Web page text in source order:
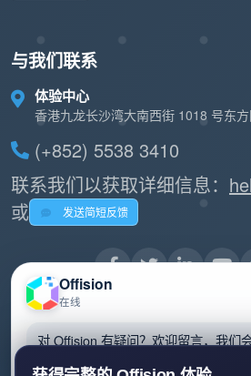
与我们联系
体验中心
香港九龙长沙湾大南西街 1018 号东
(+852) 5538 3410
联系我们以获取详细信息：
或
发送简短反馈
Offision 是创建互联工作空间的领先
标牌、房间预订、访客管理等创新解
Offision
在线
对 Offision 有疑问？欢迎留言，我们